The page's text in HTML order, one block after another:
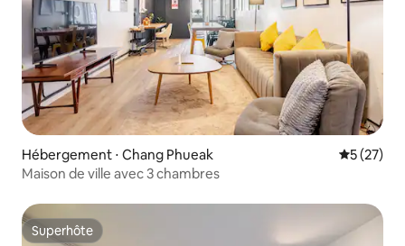
Hébergement ⋅ Chang Phueak
5 (27)
Maison de ville avec 3 chambres
Superhôte
Superhôte